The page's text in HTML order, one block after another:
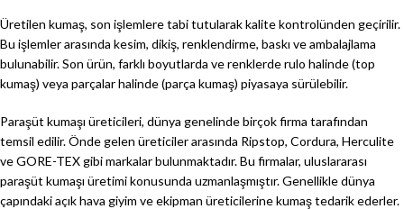
Üretilen kumaş, son işlemlere tabi tutularak kalite kontrolünden geçirilir.
Bu işlemler arasında kesim, dikiş, renklendirme, baskı ve ambalajlama
bulunabilir. Son ürün, farklı boyutlarda ve renklerde rulo halinde (top
kumaş) veya parçalar halinde (parça kumaş) piyasaya sürülebilir.
Paraşüt kumaşı üreticileri, dünya genelinde birçok firma tarafından
temsil edilir. Önde gelen üreticiler arasında Ripstop, Cordura, Herculite
ve GORE-TEX gibi markalar bulunmaktadır. Bu firmalar, uluslararası
paraşüt kumaşı üretimi konusunda uzmanlaşmıştır. Genellikle dünya
çapındaki açık hava giyim ve ekipman üreticilerine kumaş tedarik ederler.